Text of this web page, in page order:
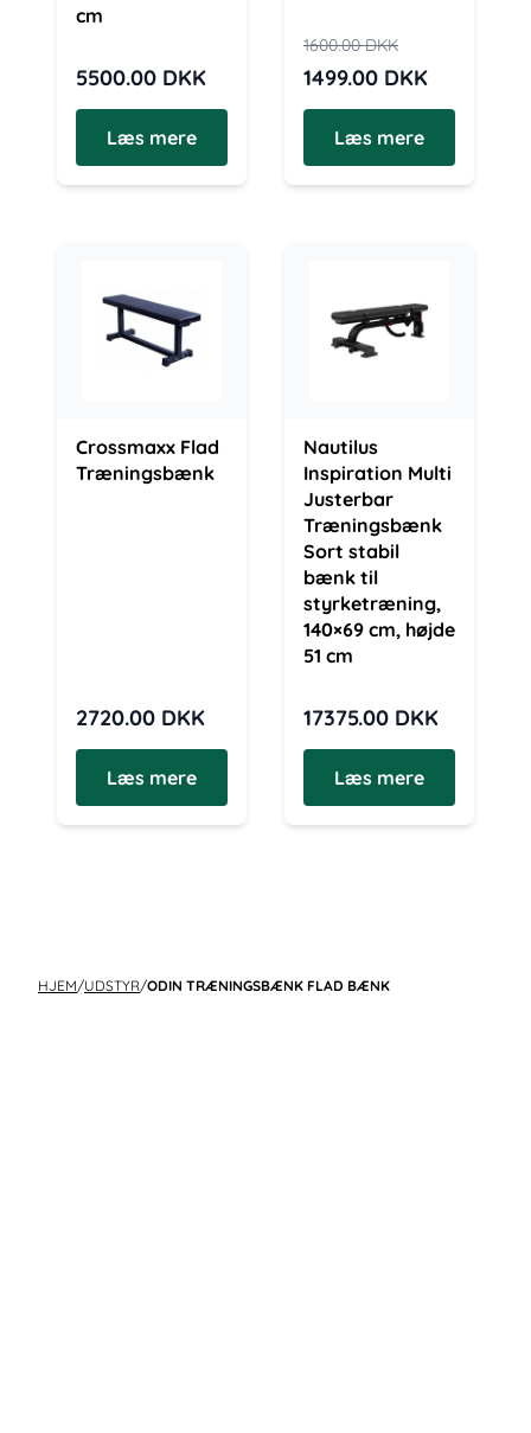
cm
5500.00 DKK
Læs mere
1600.00DKK
1499.00 DKK
Læs mere
Crossmaxx Flad
Træningsbænk
2720.00 DKK
Læs mere
Nautilus
Inspiration Multi
Justerbar
Træningsbænk
Sort stabil
bænk til
styrketræning,
140×69 cm, højde
51 cm
17375.00 DKK
Læs mere
HJEM/UDSTYR/ODIN TRÆNINGSBÆNK FLAD BÆNK